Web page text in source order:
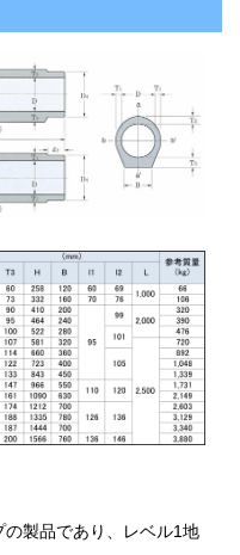
製品であり、レベル1地